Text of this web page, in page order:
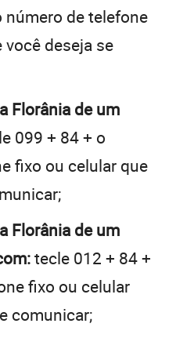
número de telefone
deseja se
Florânia de um
099 + 84 + o
fixo ou celular que
Florânia de um
tecle 012 + 84 +
fixo ou celular
comunicar;